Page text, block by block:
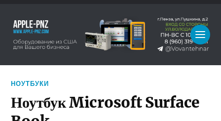
НОУТБУКИ
Ноутбук Microsoft Surface